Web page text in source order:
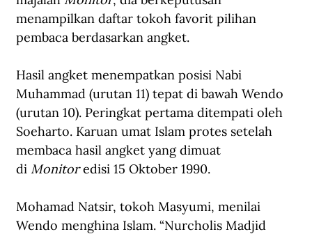
menampilkan daftar tokoh favorit pilihan
pembaca berdasarkan angket.
Hasil angket menempatkan posisi Nabi
Muhammad (urutan 11) tepat di bawah Wendo
(urutan 10). Peringkat pertama ditempati oleh
Soeharto. Karuan umat Islam protes setelah
membaca hasil angket yang dimuat
di Monitor edisi 15 Oktober 1990.
Mohamad Natsir, tokoh Masyumi, menilai
Wendo menghina Islam. “Nurcholis Madjid